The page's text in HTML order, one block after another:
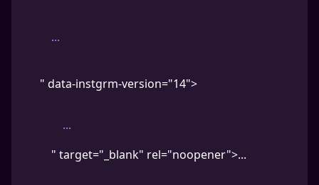
...
" data-instgrm-version="14">
...
" target="_blank" rel="noopener">...